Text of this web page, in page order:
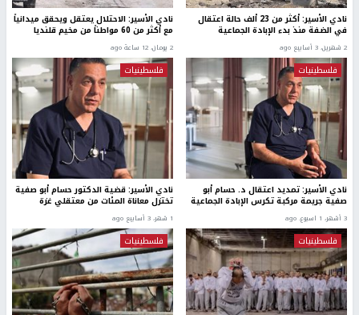
نادي الأسير: أكثر من 23 ألف حالة اعتقال
في الضفة منذ بدء الإبادة الجماعية
2 شهرين، 3 أسابيع ago
نادي الأسير: الاحتلال يعتقل ويحقق ميدانياً
مع أكثر من 60 مواطناً من مخيم قلنديا
2 يومان، 12 ساعة ago
فلسطينيات
نادي الأسير: تمديد اعتقال د. حسام أبو
صفية جريمة مركبة تكرس الإبادة الجماعية
3 أشهر، 1 اسبوع. ago
فلسطينيات
نادي الأسير: قضية الدكتور حسام أبو صفية
تختزل معاناة المئات من معتقلي غزة
1 شهر، 3 أسابيع ago
فلسطينيات فلسطينيات